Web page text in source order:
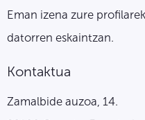
Eman izena zure
datorren eskaintzan.
Kontaktua
Zamalbide auzoa, 14.